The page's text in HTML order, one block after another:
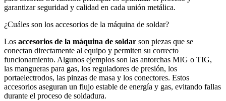
garantizar seguridad y calidad en cada unión metálica.
¿Cuáles son los accesorios de la máquina de soldar?
Los accesorios de la máquina de soldar son piezas que se
conectan directamente al equipo y permiten su correcto
funcionamiento. Algunos ejemplos son las antorchas MIG o TIG,
las mangueras para gas, los reguladores de presión, los
portaelectrodos, las pinzas de masa y los conectores. Estos
accesorios aseguran un flujo estable de energía y gas, evitando fallas
durante el proceso de soldadura.